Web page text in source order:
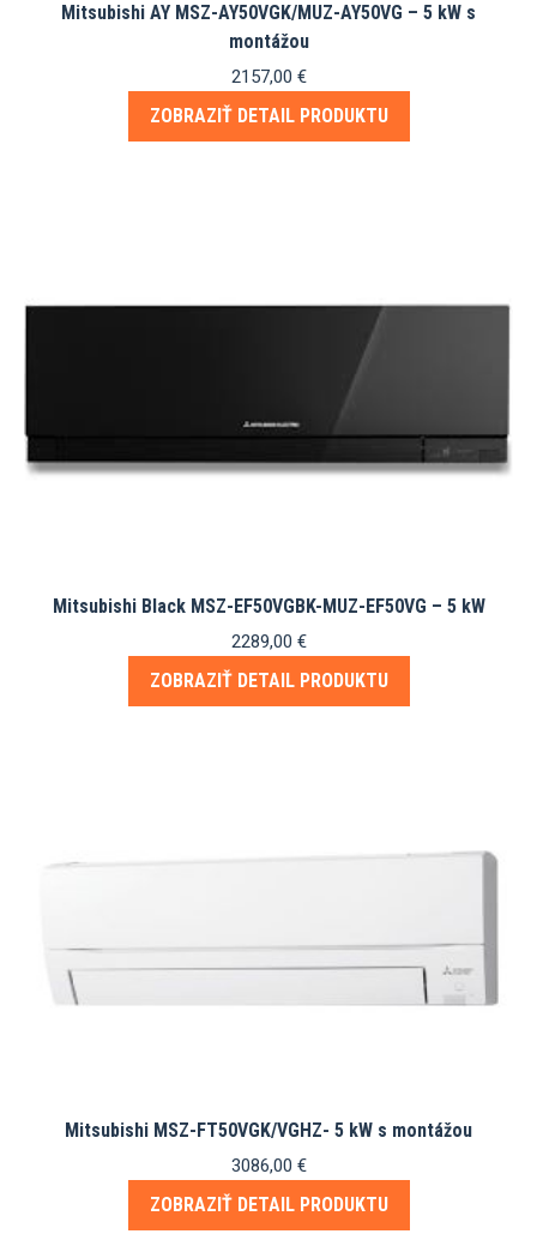
Mitsubishi AY MSZ-AY50VGK/MUZ-AY50VG – 5 kW s
montážou
2157,00 €
ZOBRAZIŤ DETAIL PRODUKTU
Mitsubishi Black MSZ-EF50VGBK-MUZ-EF50VG – 5 kW
2289,00 €
ZOBRAZIŤ DETAIL PRODUKTU
Mitsubishi MSZ-FT50VGK/VGHZ- 5 kW s montážou
3086,00 €
ZOBRAZIŤ DETAIL PRODUKTU